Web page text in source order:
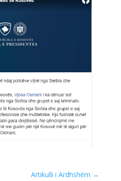
Artikulli i Ardhshëm →